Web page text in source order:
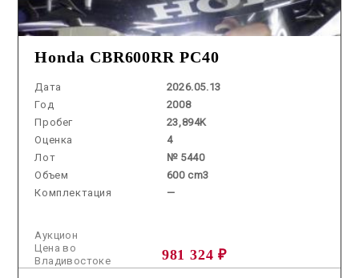
Honda CBR600RR PC40
Дата
2026.05.13
Год
2008
Пробег
23,894K
Оценка
4
Лот
№ 5440
Объем
600 cm3
Комплектация
—
Аукцион
981 324 ₽
Цена во
Владивостоке